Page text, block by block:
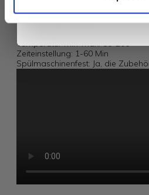
Stromverbrauch: 1300 W
Fritiersystem: Heißluft
Temperatur min-max: 80-200
Zeiteinstellung: 1-60 Min
Spülmaschinenfest: Ja, die